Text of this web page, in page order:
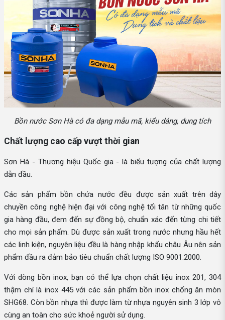
Bồn nước Sơn Hà có đa dạng mẫu mã, kiểu dáng, dung tích
Chất lượng cao cấp vượt thời gian
Sơn Hà - Thương hiệu Quốc gia - là biểu tượng của chất lượng
dẫn đầu.
Các sản phẩm bồn chứa nước đều được sản xuất trên dây
chuyền công nghệ hiện đại với công nghệ tối tân từ những quốc
gia hàng đầu, đem đến sự đồng bộ, chuẩn xác đến từng chi tiết
cho mọi sản phẩm. Dù được sản xuất trong nước nhưng hầu hết
các linh kiện, nguyên liệu đều là hàng nhập khẩu châu Âu nên sản
phẩm đầu ra đảm bảo tiêu chuẩn chất lượng ISO 9001:2000.
Với dòng bồn inox, bạn có thể lựa chọn chất liệu inox 201, 304
thậm chí là inox 445 với các sản phẩm bồn inox chống ăn mòn
SHG68. Còn bồn nhựa thì được làm từ nhựa nguyên sinh 3 lớp vô
cùng an toàn cho sức khoẻ người sử dụng.